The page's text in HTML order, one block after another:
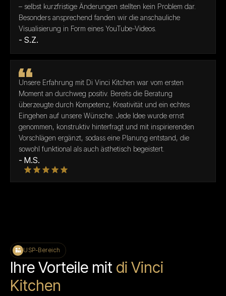
– selbst kurzfristige Änderungen stellten kein Problem dar.
Besonders ansprechend fanden wir die anschauliche
Visualisierung in Form eines YouTube-Videos.
- S.Z.
Unsere Erfahrung mit Di Vinci Kitchen war vom ersten
Moment an durchweg positiv. Bereits die Beratung
überzeugte durch Kompetenz, Kreativität und ein echtes
Eingehen auf unsere Wünsche. Jede Idee wurde ernst
genommen, konstruktiv hinterfragt und mit inspirierenden
Vorschlägen ergänzt, sodass eine Planung entstand, die
sowohl funktional als auch ästhetisch begeistert.
- M.S.
USP-Bereich
Ihre Vorteile mit di Vinci
Kitchen